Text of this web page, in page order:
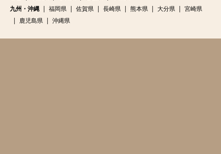
九州・沖縄
福岡県 佐賀県 長崎県 熊本県 大分県
宮崎県
鹿児島県
沖縄県